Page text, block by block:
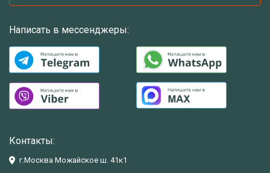
Написать в мессенджеры:
Контакты:
г.Москва Можайское ш. 41к1